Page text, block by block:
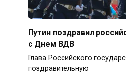
Путин поздравил
с Днем ВДВ
Глава Российского
поздравительную